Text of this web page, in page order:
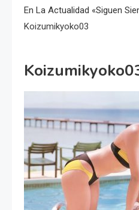
En La Actualidad «siguen
Koizumikyoko03